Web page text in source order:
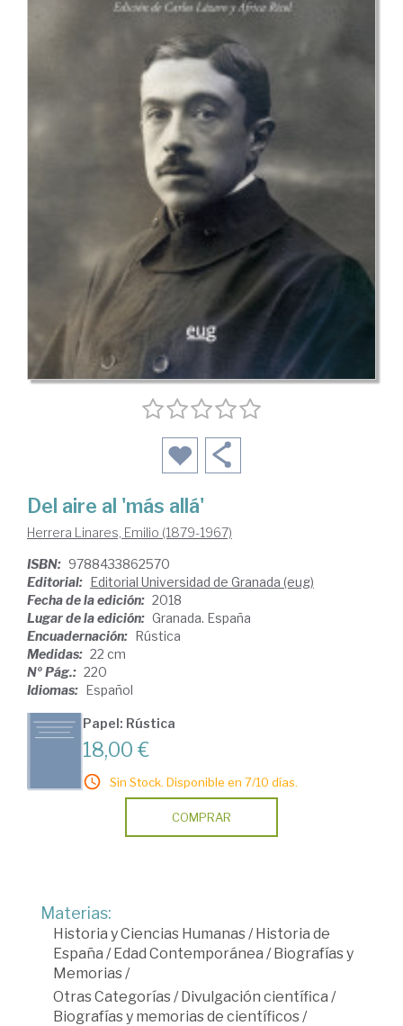
Del aire al 'más allá'
Herrera Linares, Emilio (1879-1967)
ISBN: 9788433862570
Editorial: Editorial Universidad de Granada (eug)
Fecha de la edición: 2018
Lugar de la edición: Granada. España
Encuadernación: Rústica
Medidas: 22 cm
Nº Pág.: 220
Idiomas: Español
Papel: Rústica
18,00 €
Sin Stock. Disponible en 7/10 días.
COMPRAR
Materias:
Historia y Ciencias Humanas/Historia de
España /Edad Contemporánea /Biografías y
Memorias/
Otras Categorías/Divulgación científica /
Biografías y memorias de científicos/